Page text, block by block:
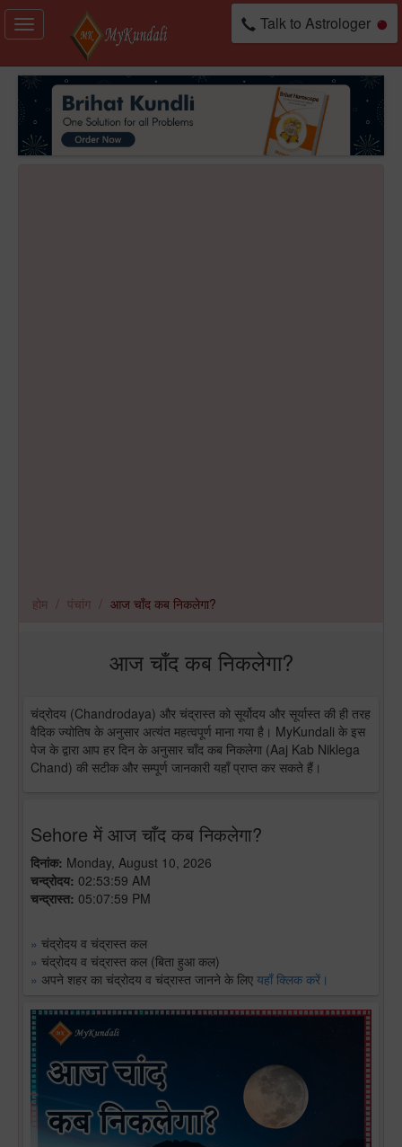
Toggle
navigation
Talk to Astrologer
होम पंचांग आज चाँद कब निकलेगा?
आज चाँद कब निकलेगा?
चंद्रोदय (Chandrodaya) और चंद्रास्त को सूर्योदय और सूर्यास्त की ही तरह
वैदिक ज्योतिष के अनुसार अत्यंत महत्वपूर्ण माना गया है। MyKundali के इस
पेज के द्वारा आप हर दिन के अनुसार चाँद कब निकलेगा (Aaj Kab Niklega
Chand) की सटीक और सम्पूर्ण जानकारी यहाँ प्राप्त कर सकते हैं।
Sehore में आज चाँद कब निकलेगा?
दिनांक: Monday, August 10, 2026
चन्द्रोदय: 02:53:59 AM
चन्द्रास्त: 05:07:59 PM
» चंद्रोदय व चंद्रास्त कल
» चंद्रोदय व चंद्रास्त कल (बिता हुआ कल)
» अपने शहर का चंद्रोदय व चंद्रास्त जानने के लिए यहाँ क्लिक करें।